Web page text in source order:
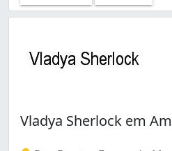
Vladya Sherlock em